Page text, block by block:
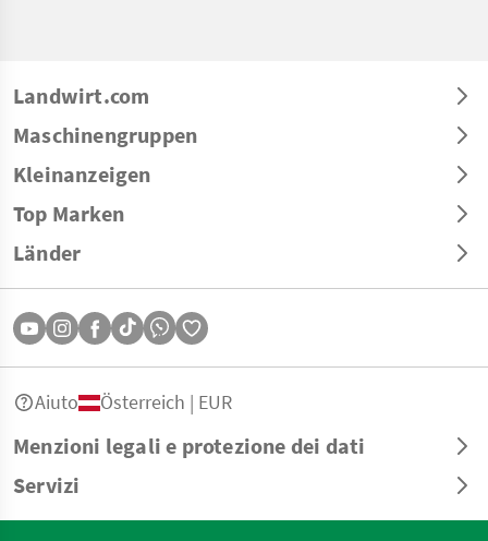
Landwirt.com
Maschinengruppen
Kleinanzeigen
Top Marken
Länder
Menzioni legali e protezione dei dati
Servizi
Aiuto Österreich | EUR